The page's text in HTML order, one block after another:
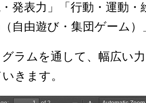
発表力」「行動・運動・
自由遊び・集団ゲーム）
ラムを通して、幅広い
きます。